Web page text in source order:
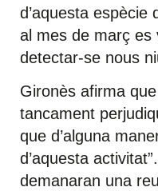
d’aquesta espècie
al mes de març es
detectar-se nous
Gironès afirma
tancament
que d’alguna
d’aquesta
demanaran una